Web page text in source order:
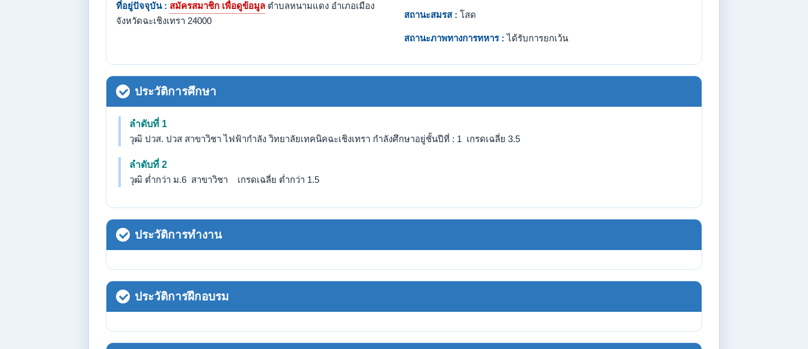
ที่อยู่ปัจจุบัน : สมัครสมาชิก เพื่อดูข้อมูล ตำบลหนามแดง อำเภอเมือง
จังหวัดฉะเชิงเทรา 24000
สถานะสมรส : โสด
สถานะภาพทางการทหาร : ได้รับการยกเว้น
ประวัติการศึกษา
ลำดับที่ 1
วุฒิ ปวส. ปวส สาขาวิชา ไฟฟ้ากำลัง วิทยาลัยเทคนิคฉะเชิงเทรา กำลังศึกษาอยู่ชั้นปีที่ : 1 เกรดเฉลี่ย 3.5
ลำดับที่ 2
วุฒิ ต่ำกว่า ม.6 สาขาวิชา เกรดเฉลี่ย ต่ำกว่า 1.5
ประวัติการทำงาน
ประวัติการฝึกอบรม